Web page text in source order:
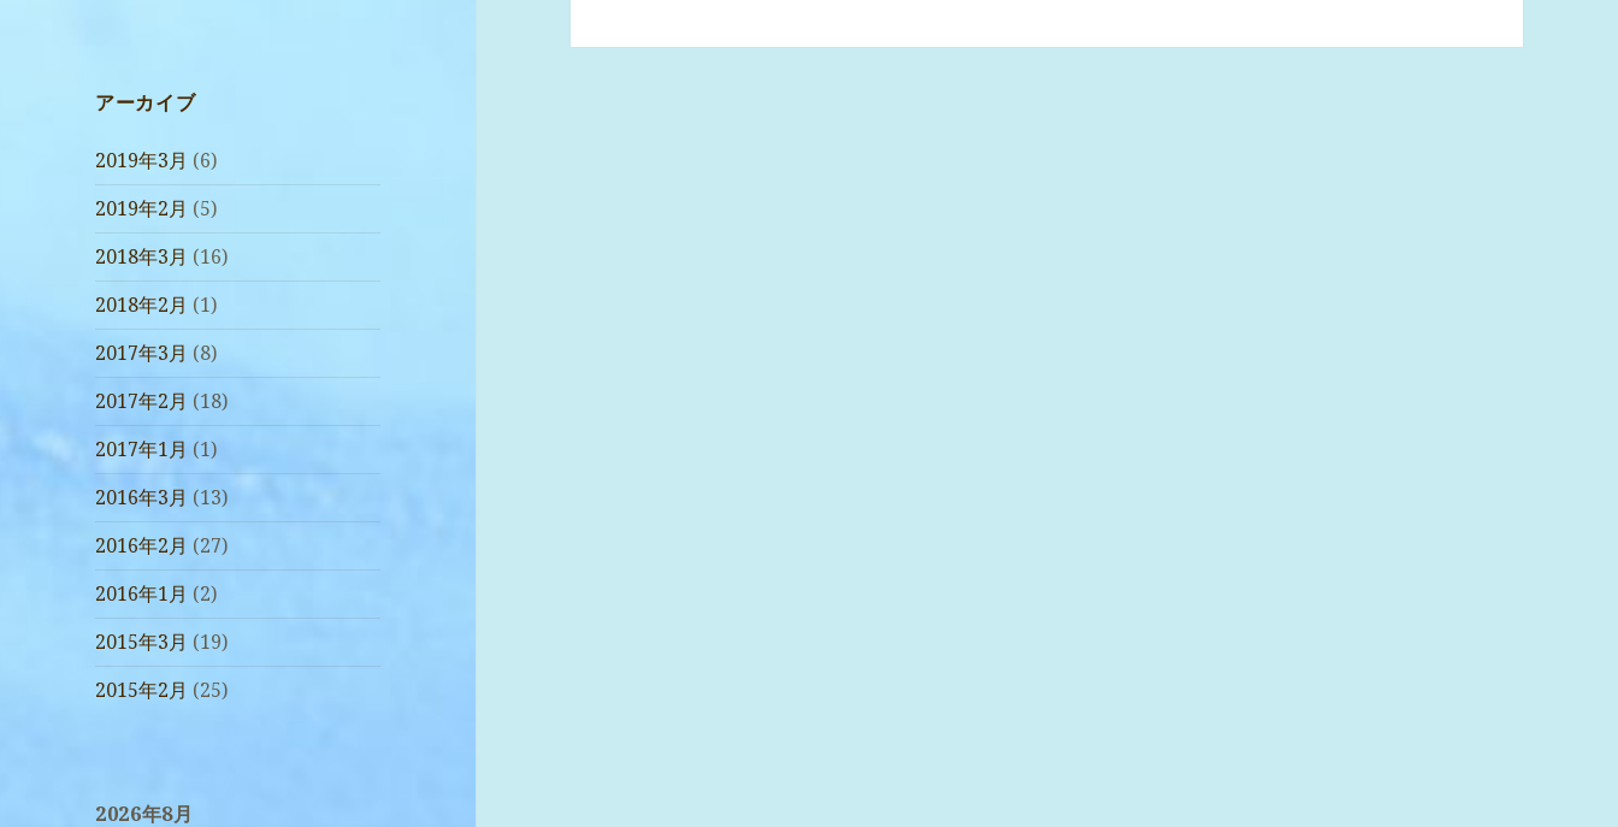
アーカイブ
2019年3月 (6)
2019年2月 (5)
2018年3月 (16)
2018年2月 (1)
2017年3月 (8)
2017年2月 (18)
2017年1月 (1)
2016年3月 (13)
2016年2月 (27)
2016年1月 (2)
2015年3月 (19)
2015年2月 (25)
2026年8月